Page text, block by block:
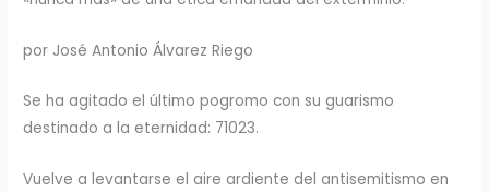
por José Antonio Álvarez Riego
Se ha agitado el último pogromo con su guarismo
destinado a la eternidad: 71023.
Vuelve a levantarse el aire ardiente del antisemitismo en